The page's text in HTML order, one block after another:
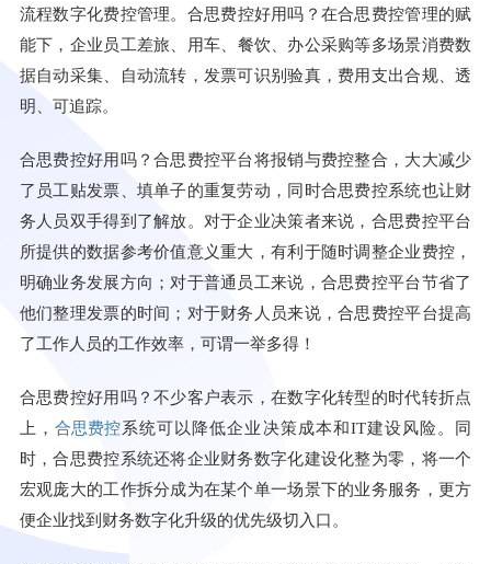
流程数字化费控管理。合思费控好用吗？在合思费控管理的赋
能下，企业员工差旅、用车、餐饮、办公采购等多场景消费数
据自动采集、自动流转，发票可识别验真，费用支出合规、透
明、可追踪。
合思费控好用吗？合思费控平台将报销与费控整合，大大减少
了员工贴发票、填单子的重复劳动，同时合思费控系统也让财
务人员双手得到了解放。对于企业决策者来说，合思费控平台
所提供的数据参考价值意义重大，有利于随时调整企业费控，
明确业务发展方向；对于普通员工来说，合思费控平台节省了
他们整理发票的时间；对于财务人员来说，合思费控平台提高
了工作人员的工作效率，可谓一举多得！
合思费控好用吗？不少客户表示，在数字化转型的时代转折点
上，合思费控系统可以降低企业决策成本和IT建设风险。
同
时，合思费控系统还将企业财务数字化建设化整为零，将一个
宏观庞大的工作拆分成为在某个单一场景下的业务服务，更方
便企业找到财务数字化升级的优先级切入口。